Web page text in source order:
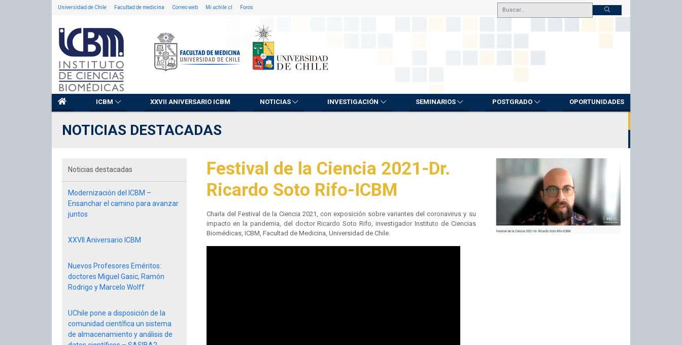
Universidad de Chile Facultad de medicina Correo web Mi uchile.cl Foros
ICBM XXVII ANIVERSARIO ICBM NOTICIAS INVESTIGACIÓN SEMINARIOS POSTGRADO OPORTUNIDADES
NOTICIAS DESTACADAS
Festival de la Ciencia 2021-Dr.
Ricardo Soto Rifo-ICBM
Charla del Festival de la Ciencia 2021, con exposición sobre variantes del coronavirus y su
impacto en la pandemia, del doctor Ricardo Soto Rifo, investigador Instituto de Ciencias
Biomédicas, ICBM, Facultad de Medicina, Universidad de Chile.
Noticias destacadas
Modernización del ICBM –
Ensanchar el camino para avanzar
juntos
XXVII Aniversario ICBM
Nuevos Profesores Eméritos:
doctores Miguel Gasic, Ramón
Rodrigo y Marcelo Wolff
UChile pone a disposición de la
comunidad científica un sistema
de almacenamiento y análisis de